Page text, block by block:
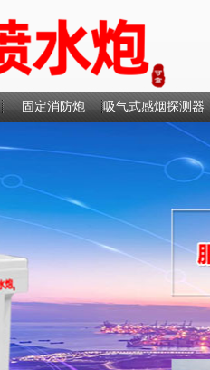
固定消防炮 吸气式感烟探测器